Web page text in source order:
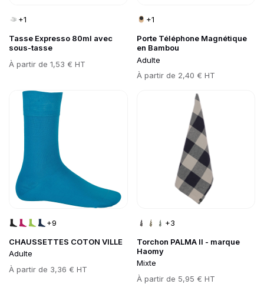
Tasse Expresso 80ml avec
sous-tasse
Prix
À partir de 1,53 € HT
+1
Porte Téléphone Magnétique
en Bambou
Adulte
Prix
À partir de 2,40 € HT
+1
CHAUSSETTES COTON VILLE
Adulte
Prix
À partir de 3,36 € HT
+9
Go to product page
Torchon PALMA II - marque
Haomy
Mixte
Prix
À partir de 5,95 € HT
+3
Go to product page